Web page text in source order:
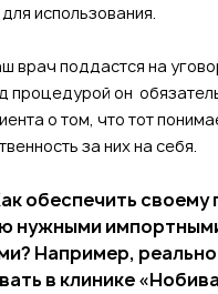
использования.
врач поддастся на
процедурой он
о том, что тот
за них на себя.
обеспечить своему
нужными
Например,
в клинике